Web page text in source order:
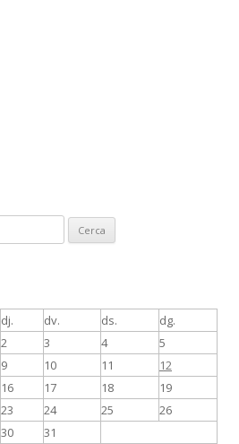
dj. dv. ds. dg.
2 3 4
5
9 10 11
12
16 17 18
19
23 24 25
26
30 31